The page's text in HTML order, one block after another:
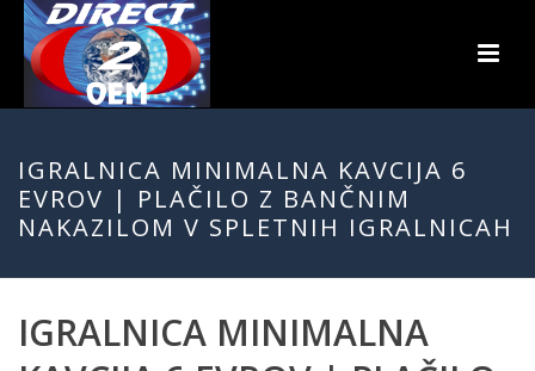
IGRALNICA MINIMALNA KAVCIJA 6
EVROV | PLAČILO Z BANČNIM
NAKAZILOM V SPLETNIH IGRALNICAH
IGRALNICA MINIMALNA